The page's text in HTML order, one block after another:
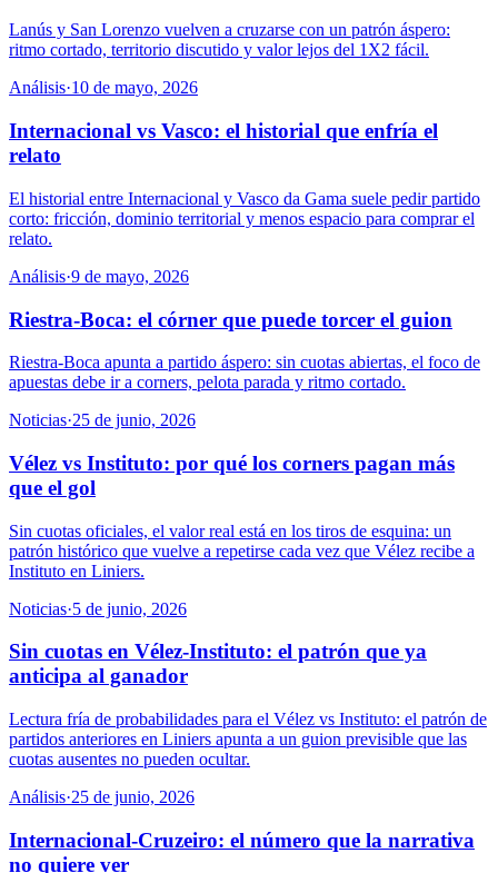
Lanús y San Lorenzo vuelven a cruzarse con un patrón áspero:
ritmo cortado, territorio discutido y valor lejos del 1X2 fácil.
Análisis·10 de mayo, 2026
Internacional vs Vasco: el historial que enfría el
relato
El historial entre Internacional y Vasco da Gama suele pedir partido
corto: fricción, dominio territorial y menos espacio para comprar el
relato.
Análisis·9 de mayo, 2026
Riestra-Boca: el córner que puede torcer el guion
Riestra-Boca apunta a partido áspero: sin cuotas abiertas, el foco de
apuestas debe ir a corners, pelota parada y ritmo cortado.
Noticias·25 de junio, 2026
Vélez vs Instituto: por qué los corners pagan más
que el gol
Sin cuotas oficiales, el valor real está en los tiros de esquina: un
patrón histórico que vuelve a repetirse cada vez que Vélez recibe a
Instituto en Liniers.
Noticias·5 de junio, 2026
Sin cuotas en Vélez-Instituto: el patrón que ya
anticipa al ganador
Lectura fría de probabilidades para el Vélez vs Instituto: el patrón de
partidos anteriores en Liniers apunta a un guion previsible que las
cuotas ausentes no pueden ocultar.
Análisis·25 de junio, 2026
Internacional-Cruzeiro: el número que la narrativa
no quiere ver